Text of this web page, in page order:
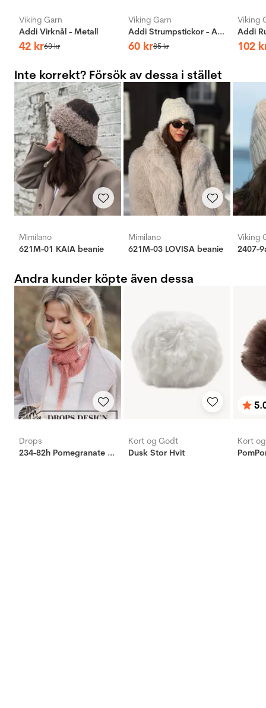
Viking Garn
Addi Virknål - Metall
42 kr60kr
Viking Garn
Addi Strumpstickor - Aluminium
60 kr85kr
Viking
102
Inte korrekt? Försök av dessa i stället
Mimilano
621M-01 KAIA beanie
Mimilano
621M-03 LOVISA beanie
Viking
2407-
Andra kunder köpte även dessa
Drops
234-82h Pomegranate Shawl
Kort og Godt
Dusk Stor Hvit
utav
Kort